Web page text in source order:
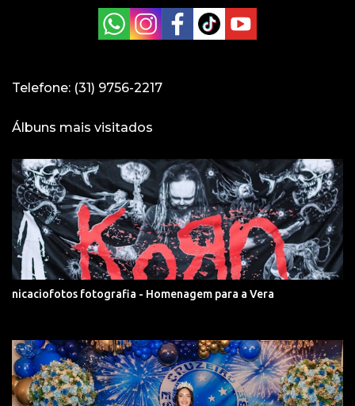
Telefone: (31) 9756-2217
Álbuns mais visitados
nicaciofotos fotografia - Homenagem para a Vera